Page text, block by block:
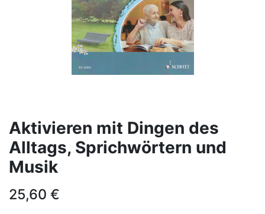
Aktivieren mit Dingen des
Alltags, Sprichwörtern und
Musik
25,60 €